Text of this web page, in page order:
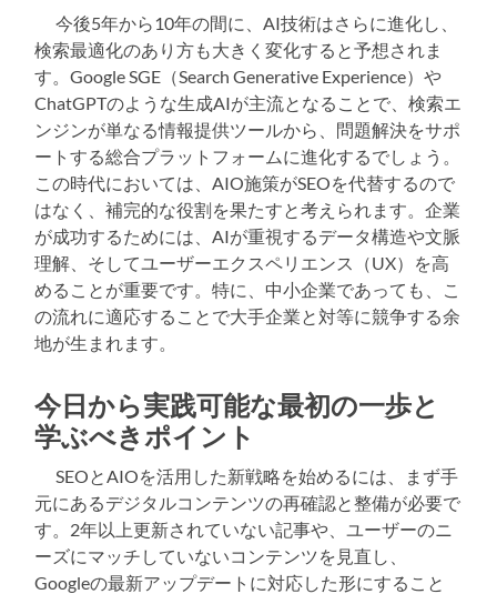
今後5年から10年の間に、AI技術はさらに進化し、
検索最適化のあり方も大きく変化すると予想されま
す。Google SGE（Search Generative Experience）や
ChatGPTのような生成AIが主流となることで、検索エ
ンジンが単なる情報提供ツールから、問題解決をサポ
ートする総合プラットフォームに進化するでしょう。
この時代においては、AIO施策がSEOを代替するので
はなく、補完的な役割を果たすと考えられます。企業
が成功するためには、AIが重視するデータ構造や文脈
理解、そしてユーザーエクスペリエンス（UX）を高
めることが重要です。特に、中小企業であっても、こ
の流れに適応することで大手企業と対等に競争する余
地が生まれます。
今日から実践可能な最初の一歩と
学ぶべきポイント
SEOとAIOを活用した新戦略を始めるには、まず手
元にあるデジタルコンテンツの再確認と整備が必要で
す。2年以上更新されていない記事や、ユーザーのニ
ーズにマッチしていないコンテンツを見直し、
Googleの最新アップデートに対応した形にすること